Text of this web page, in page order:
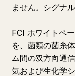
ません。シグナ
FCI ホワイトペ
を、菌類の菌糸
ム間の双方向通
気および生化学